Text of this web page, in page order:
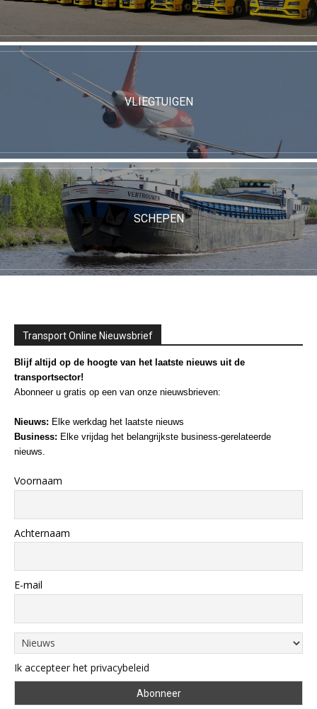
VLIEGTUIGEN
SCHEPEN
Transport Online Nieuwsbrief
Blijf altijd op de hoogte van het laatste nieuws uit de
transportsector!
Abonneer u gratis op een van onze nieuwsbrieven:
Nieuws: Elke werkdag het laatste nieuws
Business: Elke vrijdag het belangrijkste business-gerelateerde
nieuws.
Voornaam
Achternaam
E-mail
Ik accepteer het privacybeleid